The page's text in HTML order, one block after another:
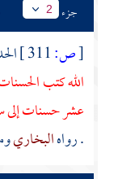
جزء 2
[ص:
الله كتب
عشر حسنات إلى
. رواهالبخاري